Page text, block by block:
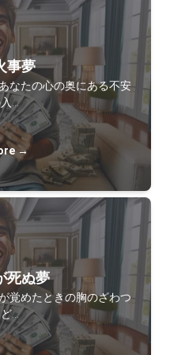
事夢
なたの心の奥にある不安
…
→
死ぬ夢
覚めたときの胸のざわつ
…